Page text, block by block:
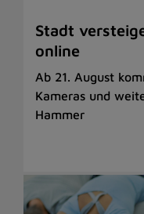
Stadt
online
Ab 21. August
Kameras und
Hammer